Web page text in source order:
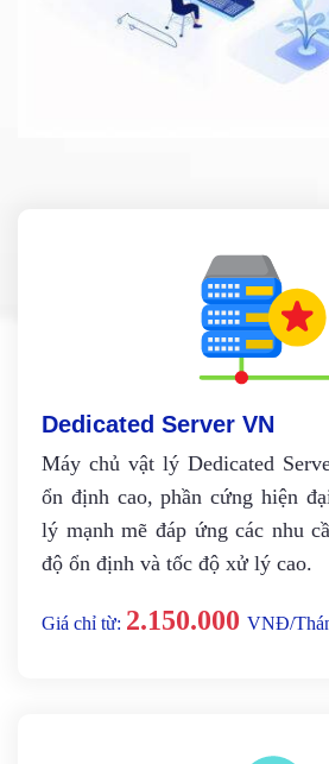
Dedicated Server VN
Máy chủ vật lý Dedicated
ổn định cao, phần cứng hiện
lý mạnh mẽ đáp ứng các nhu
độ ổn định và tốc độ xử lý cao.
Giá chỉ từ: 2.150.000 VNĐ/